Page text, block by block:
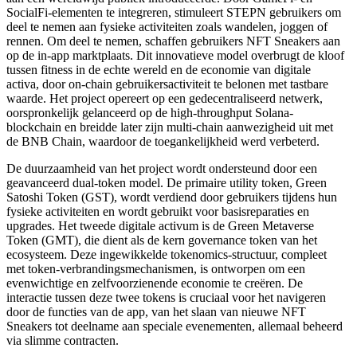
SocialFi-elementen te integreren, stimuleert STEPN gebruikers om
deel te nemen aan fysieke activiteiten zoals wandelen, joggen of
rennen. Om deel te nemen, schaffen gebruikers NFT Sneakers aan
op de in-app marktplaats. Dit innovatieve model overbrugt de kloof
tussen fitness in de echte wereld en de economie van digitale
activa, door on-chain gebruikersactiviteit te belonen met tastbare
waarde. Het project opereert op een gedecentraliseerd netwerk,
oorspronkelijk gelanceerd op de high-throughput Solana-
blockchain en breidde later zijn multi-chain aanwezigheid uit met
de BNB Chain, waardoor de toegankelijkheid werd verbeterd.
De duurzaamheid van het project wordt ondersteund door een
geavanceerd dual-token model. De primaire utility token, Green
Satoshi Token (GST), wordt verdiend door gebruikers tijdens hun
fysieke activiteiten en wordt gebruikt voor basisreparaties en
upgrades. Het tweede digitale activum is de Green Metaverse
Token (GMT), die dient als de kern governance token van het
ecosysteem. Deze ingewikkelde tokenomics-structuur, compleet
met token-verbrandingsmechanismen, is ontworpen om een
evenwichtige en zelfvoorzienende economie te creëren. De
interactie tussen deze twee tokens is cruciaal voor het navigeren
door de functies van de app, van het slaan van nieuwe NFT
Sneakers tot deelname aan speciale evenementen, allemaal beheerd
via slimme contracten.